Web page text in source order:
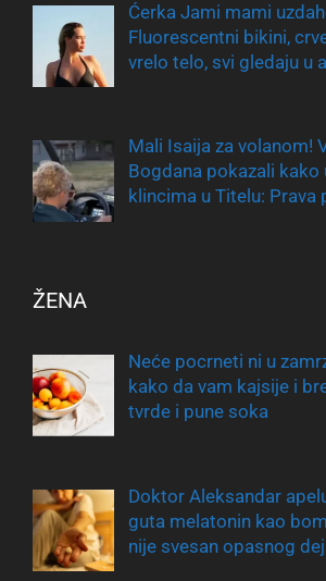
Ćerka Jami mami
Fluorescentni bikini,
vrelo telo, svi gledaju u
Mali Isaija za volanom!
Bogdana pokazali kako
klincima u Titelu: Prava
ŽENA
Neće pocrneti ni u
kako da vam kajsije i
tvrde i pune soka
Doktor Aleksandar
guta melatonin kao
nije svesan opasnog